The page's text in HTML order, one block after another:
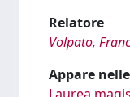
Relatore
Volpato,
Appare